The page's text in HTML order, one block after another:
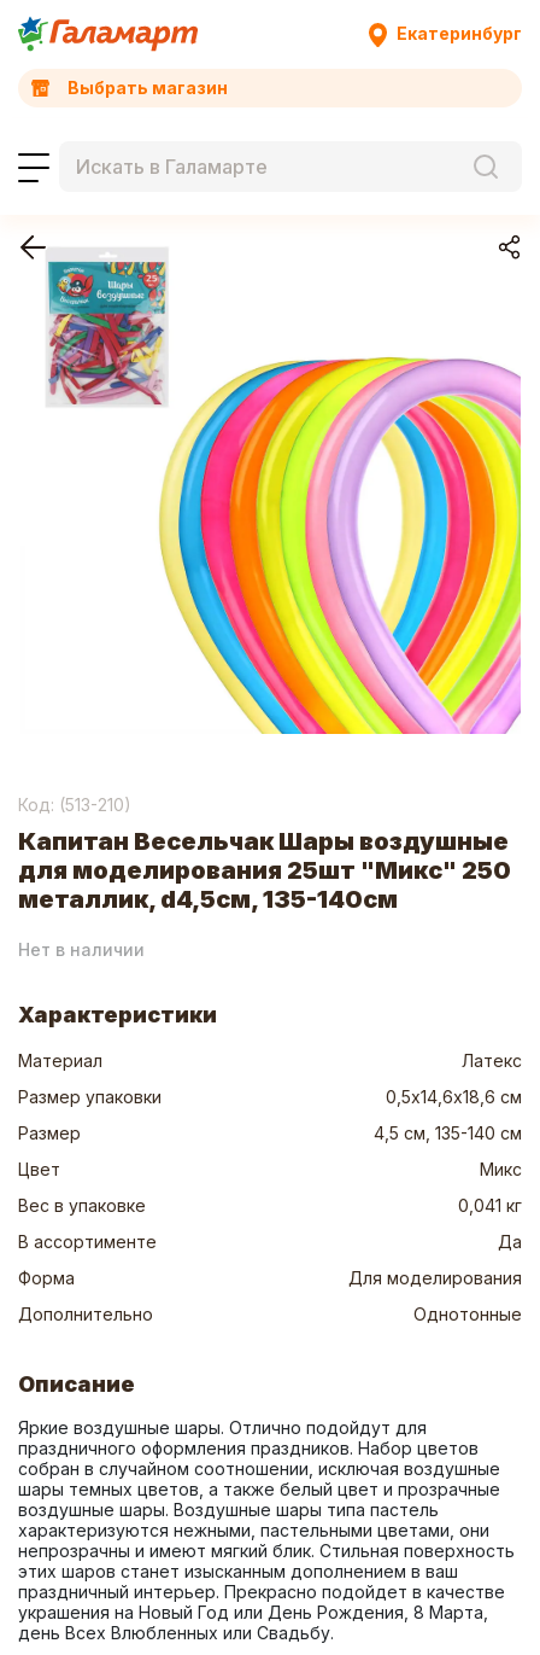
Екатеринбург
Выбрать магазин
Код: (513-210)
Капитан Весельчак Шары воздушные
для моделирования 25шт "Микс" 250
металлик, d4,5см, 135-140см
Нет в наличии
Характеристики
Материал
Латекс
Размер упаковки
0,5х14,6х18,6 см
Размер
4,5 см, 135-140 см
Цвет
Микс
Вес в упаковке
0,041 кг
В ассортименте
Да
Форма
Для моделирования
Дополнительно
Однотонные
Описание
Яркие воздушные шары. Отлично подойдут для
праздничного оформления праздников. Набор цветов
собран в случайном соотношении, исключая воздушные
шары темных цветов, а также белый цвет и прозрачные
воздушные шары. Воздушные шары типа пастель
характеризуются нежными, пастельными цветами, они
непрозрачны и имеют мягкий блик. Стильная поверхность
этих шаров станет изысканным дополнением в ваш
праздничный интерьер. Прекрасно подойдет в качестве
украшения на Новый Год или День Рождения, 8 Марта,
день Всех Влюбленных или Свадьбу.